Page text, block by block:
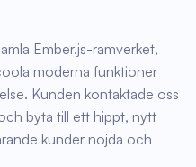
Ember.js-ramverket,
moderna funktioner
Kunden kontaktade oss
byta till ett hippt, nytt
kunder nöjda och